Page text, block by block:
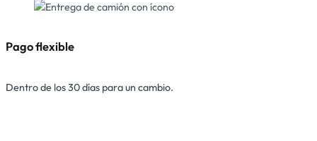
Pago flexible
Dentro de los 30 días para un cambio.